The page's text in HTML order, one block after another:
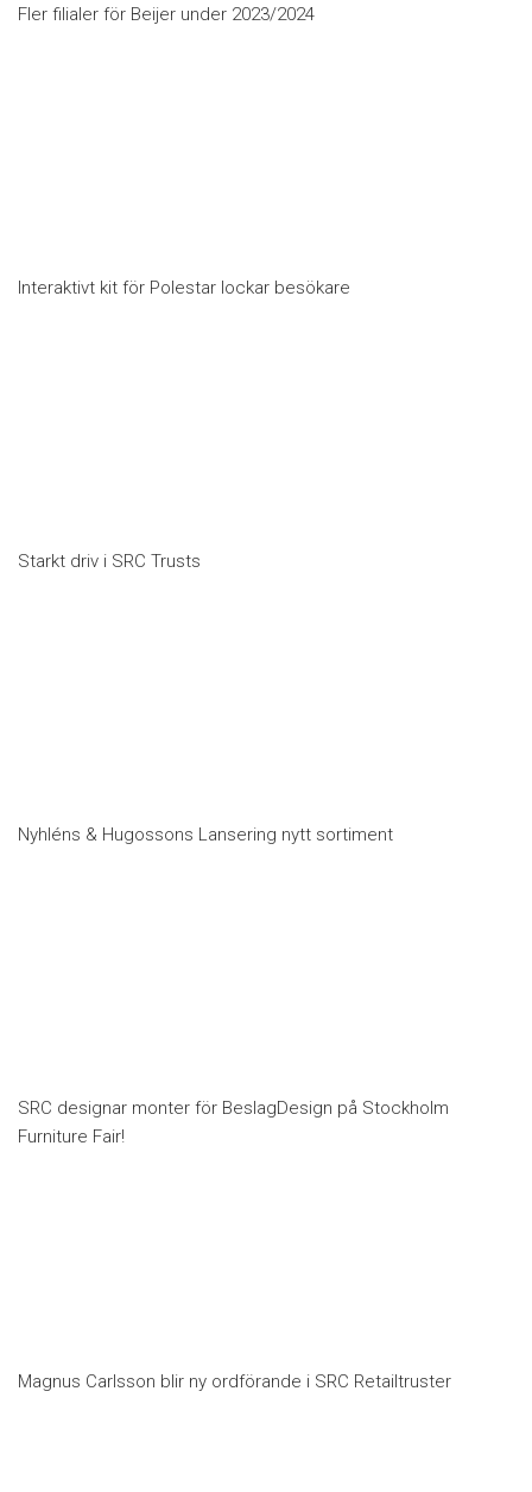
Fler filialer för Beijer under 2023/2024
Interaktivt kit för Polestar lockar besökare
Starkt driv i SRC Trusts
Nyhléns & Hugossons Lansering nytt sortiment
SRC designar monter för BeslagDesign på Stockholm
Furniture Fair!
Magnus Carlsson blir ny ordförande i SRC Retailtruster